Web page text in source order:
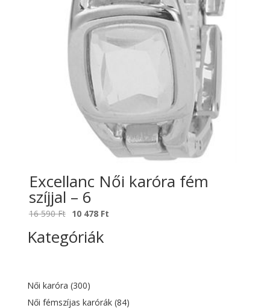
Excellanc Női karóra fém
szíjjal – 6
16 590Ft Original
was:
10 478 Ft
Kategóriák
Női karóra (300)
Női fémszíjas karórák (84)